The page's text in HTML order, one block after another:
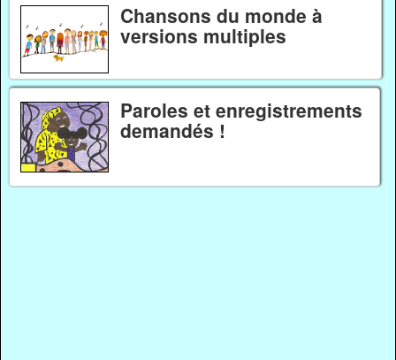
Chansons du monde à
versions multiples
Paroles et enregistrements
demandés !